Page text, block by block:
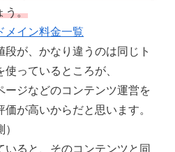
う。
メイン料金一覧
段が、かなり違うのは同じト
っているところが、
ージなどのコンテンツ運営を
が高いからだと思います。
いると、そのコンテンツと同